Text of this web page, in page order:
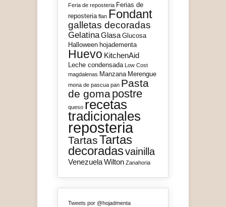
Feria de reposteria Ferias de
reposteria flan Fondant
galletas decoradas
GelatinaGlasa Glucosa
Halloween hojadementa
Huevo KitchenAid
Leche condensada Low Cost
magdalenas Manzana Merengue
mona de pascua pan Pasta
de gomapostre
queso recetas
tradicionales
reposteria
TartasTartas
decoradasvainilla
VenezuelaWilton Zanahoria
Tweets por @hojadmenta